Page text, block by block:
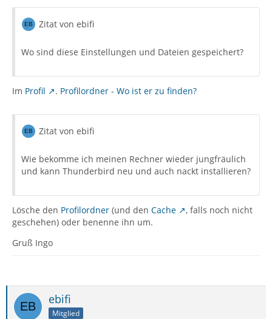
Zitat von ebifi
Wo sind diese Einstellungen und Dateien gespeichert?
Im Profil . Profilordner - Wo ist er zu finden?
Zitat von ebifi
Wie bekomme ich meinen Rechner wieder jungfräulich
und kann Thunderbird neu und auch nackt installieren?
Lösche den Profilordner (und den Cache
, falls noch nicht
geschehen) oder benenne ihn um.
Gruß Ingo
ebifi
Mitglied